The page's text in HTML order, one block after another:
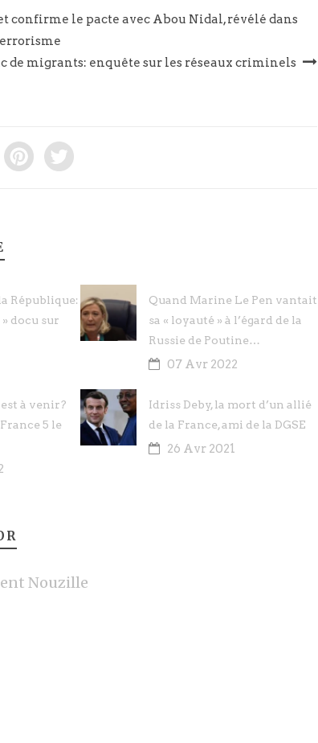
confirme le pacte avec Abou Nidal, révélé dans
de migrants: enquête sur les réseaux criminels
République:
docu sur
Quand Marine Le Pen vantait
sa « loyauté » à l’égard de la
Russie de Poutine…
07 Avr 2022
à venir?
5 le
Idriss Deby, la mort d’un allié
de la France, ami de la DGSE
26 Avr 2021
Nouzille